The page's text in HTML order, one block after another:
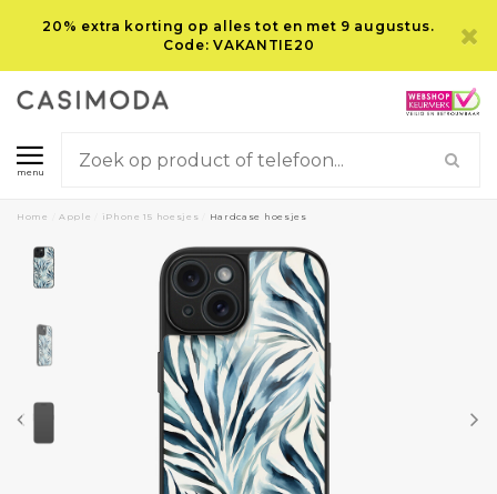
20% extra korting op alles tot en met 9 augustus.
Code: VAKANTIE20
menu
Home Apple iPhone 15 hoesjes Hardcase hoesjes